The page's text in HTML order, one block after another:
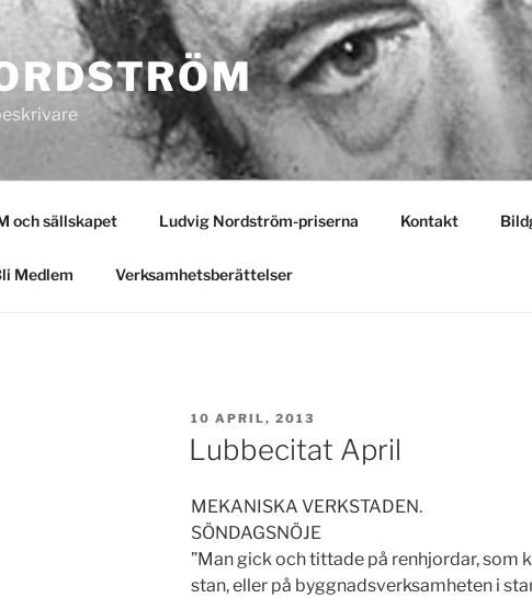
och sällskapet Ludvig Nordström-priserna Kontakt
Medlem Verksamhetsberättelser
PUBLICERAT
10 APRIL, 2013
Lubbecitat April
MEKANISKA VERKSTADEN.
SÖNDAGSNÖJE
”Man gick och tittade på renhjordar, som
stan, eller på byggnadsverksamheten i